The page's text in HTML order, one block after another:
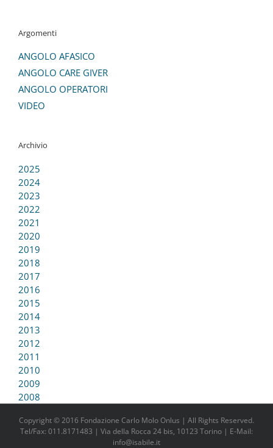
Argomenti
ANGOLO AFASICO
ANGOLO CARE GIVER
ANGOLO OPERATORI
VIDEO
Archivio
2025
2024
2023
2022
2021
2020
2019
2018
2017
2016
2015
2014
2013
2012
2011
2010
2009
2008
Copyright © 2016 Fondazione Carlo Molo Onlus | All Rights Reserved.
Tel/Fax: 011.8171483 | Via della Rocca 24 bis, 10123 Torino | E-Mail:
info@isabile.it